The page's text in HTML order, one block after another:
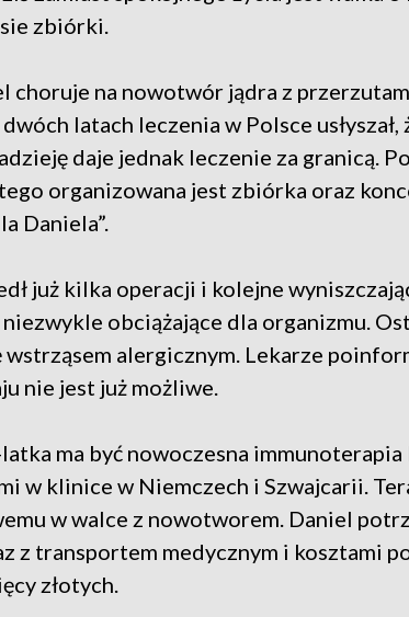
zbiórki.
choruje na nowotwór jądra z
dwóch latach leczenia w Polsce
daje jednak leczenie za granicą.
organizowana jest zbiórka oraz
Daniela”.
już kilka operacji i kolejne
niezwykle obciążające dla organizmu.
wstrząsem alergicznym. Lekarze
nie jest już możliwe.
ma być nowoczesna
w klinice w Niemczech i Szwajcarii.
w walce z nowotworem. Daniel
z transportem medycznym i kosztami
złotych.